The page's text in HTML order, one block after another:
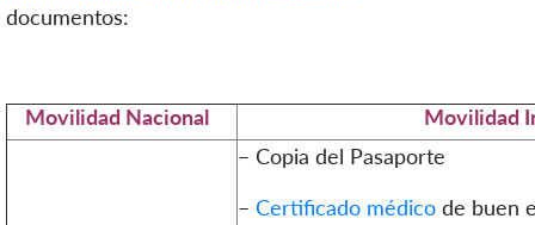
documentos:
Movilidad Nacional Movilidad
– Copia del Pasaporte
– Certificado médico de buen